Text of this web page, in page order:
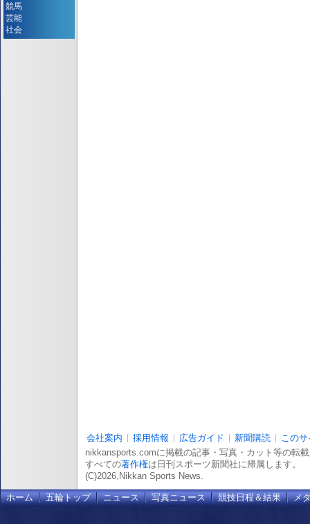
競馬
芸能
社会
会社案内 採用情報 広告ガイド 新聞購読
この
nikkansports.comに掲載の記事・写真・カット等の転
すべての著作権は日刊スポーツ新聞社に帰属します。
(C)2026,Nikkan Sports News.
ホーム 五輪トップ ニュース 写真ニュース 競技日程＆結果 メ